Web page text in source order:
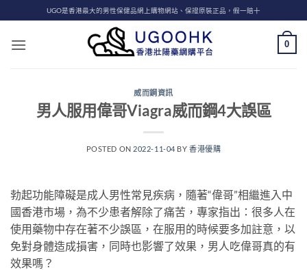
to
content
UGO是香港最大的男性保健品網上購物網站、保證原裝正品，假一賠十
0
威而鋼資訊
男人服用偉哥Viagra威而鋼4大誤區
POSTED ON 2022-11-04 BY香港優購
勃起功能障礙是成人男性常見疾病，隨著“偉哥”相繼進入中
國香港市場，為不少患者解除了痛苦，專家指出：很多人在
使用藥物中存在著不少誤區，在服用的時候要多加註意，以
免對身體造成損害，同時也影響了效果，男人吃偉哥真的有
效果嗎？